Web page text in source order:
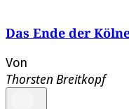
Das Ende der
Von
Thorsten Breitkopf